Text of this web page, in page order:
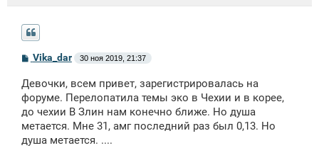
С
б
щ
н
и
Vika_dar 30 ноя 2019, 21:37
Девочки, всем привет, зарегистрировалась на
форуме. Перелопатила темы эко в Чехии и в корее,
до чехии В Злин нам конечно ближе. Но душа
метается. Мне 31, амг последний раз был 0,13. Но
душа метается. ....